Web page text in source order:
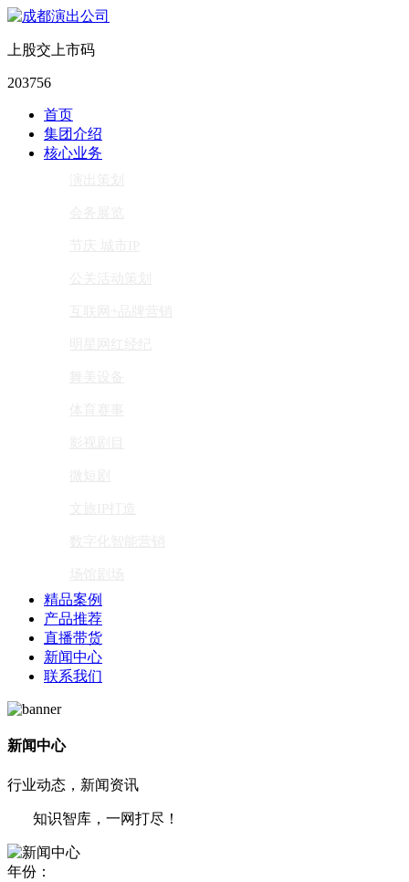
上股交上市码
203756
首页
集团介绍
核心业务
精品案例
产品推荐
直播带货
新闻中心
联系我们
新闻中心
行业动态，新闻资讯
知识智库，一网打尽！
年份：